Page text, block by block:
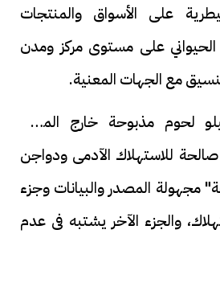
على الأسواق والمنتجات
الحيواني على مستوى مركز ومدن
مع الجهات المعنية.
ضبط 234 كيلو لحوم مذبوحة خارج المجازر
للاستهلاك الآدمى ودواجن
مجهولة المصدر والبيانات وجزء
والجزء الآخر يشتبه فى عدم